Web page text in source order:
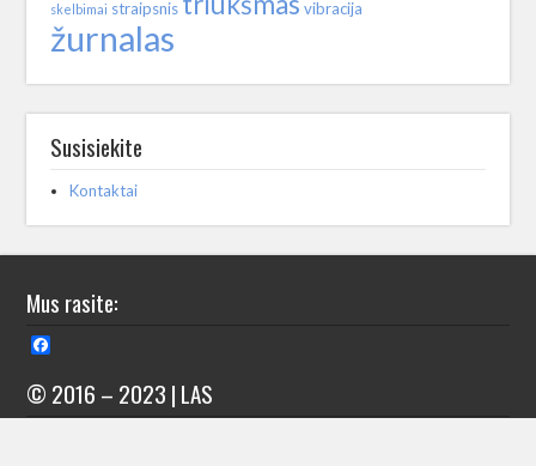
skelbimai straipsnis vibracija
žurnalas
Susisiekite
Kontaktai
Mus rasite:
© 2016 – 2023 | LAS